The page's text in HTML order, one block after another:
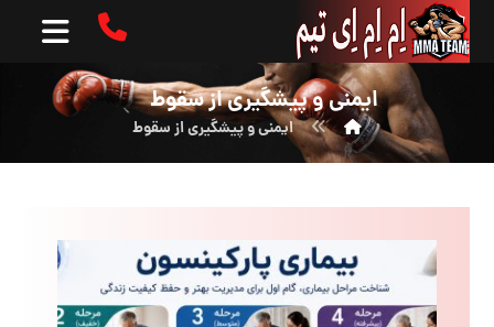
ایمنی و پیشگیری از سقوط
ایمنی و پیشگیری از سقوط